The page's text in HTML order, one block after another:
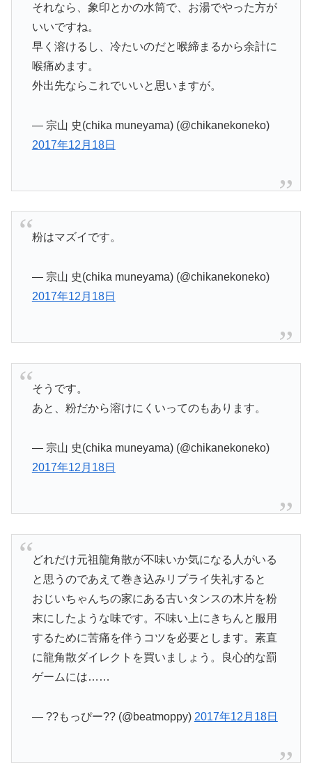
それなら、象印とかの水筒で、お湯でやった方が
いいですね。
早く溶けるし、冷たいのだと喉締まるから余計に
喉痛めます。
外出先ならこれでいいと思いますが。
— 宗山 史(chika muneyama) (@chikanekoneko)
2017年12月18日
粉はマズイです。
— 宗山 史(chika muneyama) (@chikanekoneko)
2017年12月18日
そうです。
あと、粉だから溶けにくいってのもあります。
— 宗山 史(chika muneyama) (@chikanekoneko)
2017年12月18日
どれだけ元祖龍角散が不味いか気になる人がいる
と思うのであえて巻き込みリプライ失礼すると
おじいちゃんちの家にある古いタンスの木片を粉
末にしたような味です。不味い上にきちんと服用
するために苦痛を伴うコツを必要とします。素直
に龍角散ダイレクトを買いましょう。良心的な罰
ゲームには……
— ??もっぴー?? (@beatmoppy) 2017年12月18日